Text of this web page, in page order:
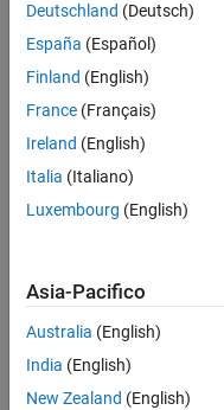
http://simulations.narod.ru/
[i1a
i2a]=find_sequences(b,n)
n is number
finds
sequences
return
all elements
b(i1a(i):i2a(i))==n
[i1a
i2a]=find_sequences([1
Deutschland (Deutsch)
España (Español)
Finland (English)
France (Français)
Ireland (English)
Italia (Italiano)
Luxembourg (English)
Asia-Pacifico
Australia (English)
India (English)
New Zealand (English)